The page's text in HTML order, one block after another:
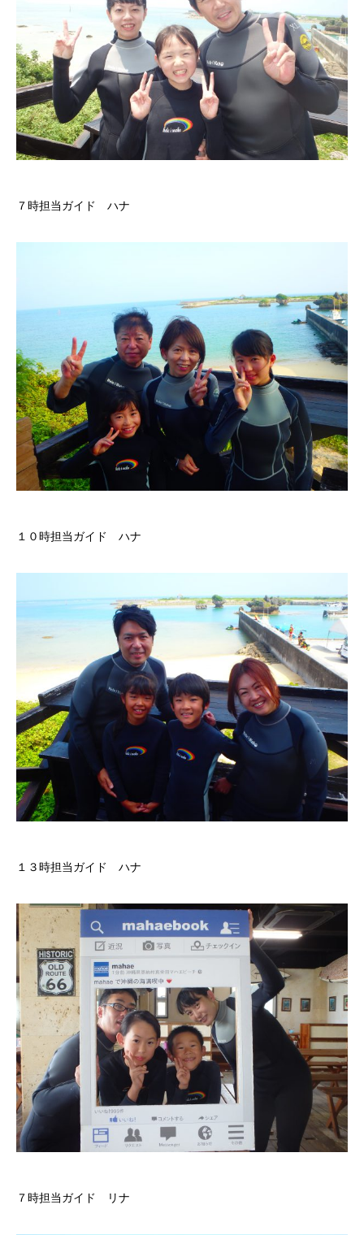
７時担当ガイド ハナ
１０時担当ガイド ハナ
１３時担当ガイド ハナ
７時担当ガイド リナ